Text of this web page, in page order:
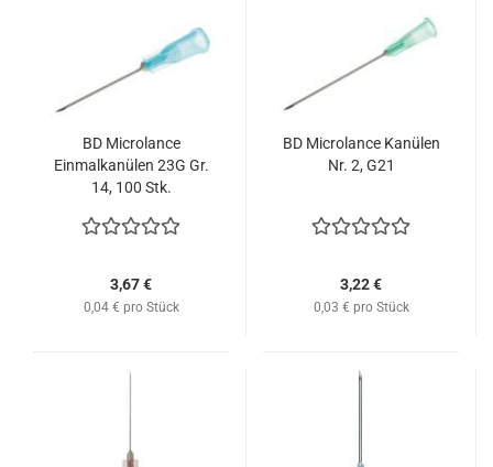
BD Microlance
Einmalkanülen 23G Gr.
14, 100 Stk.
3,67 €
0,04 € pro Stück
BD Microlance Kanülen
Nr. 2, G21
3,22 €
0,03 € pro Stück